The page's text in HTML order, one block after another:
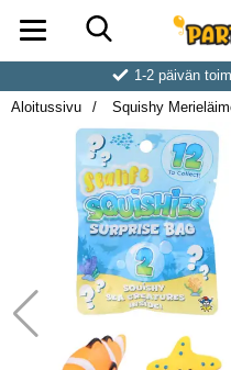
1-2 päivän
Aloitussivu
Squishy